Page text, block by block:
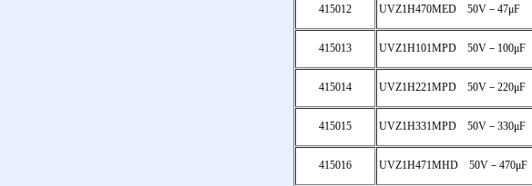
415012 UVZ1H470MED 50V－47μF
415013 UVZ1H101MPD 50V－100μF
415014 UVZ1H221MPD 50V－220μF
415015 UVZ1H331MPD 50V－330μF
415016 UVZ1H471MHD 50V－470μF